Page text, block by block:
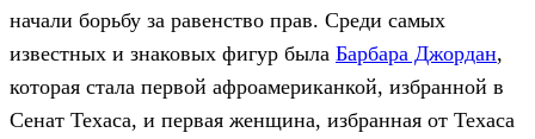
начали борьбу за равенство прав. Среди самых
известных и знаковых фигур была Барбара Джордан,
которая стала первой афроамериканкой, избранной в
Сенат Техаса, и первая женщина, избранная от Техаса